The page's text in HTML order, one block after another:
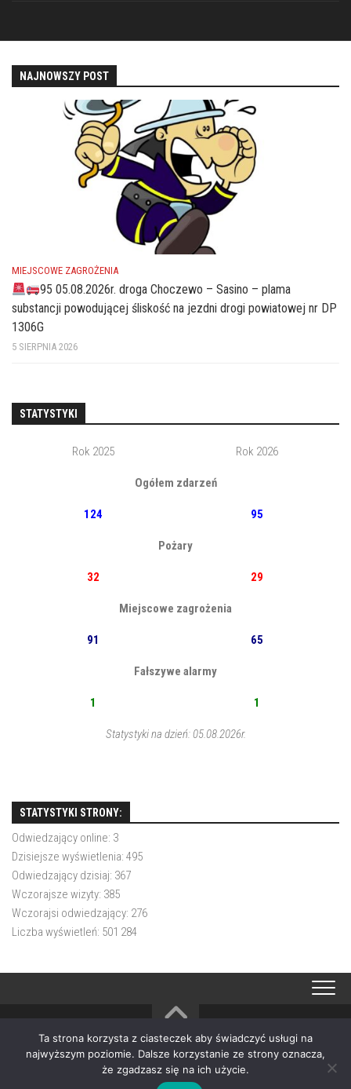
NAJNOWSZY POST
MIEJSCOWE ZAGROŻENIA
95 05.08.2026r. droga Choczewo – Sasino – plama
substancji powodującej śliskość na jezdni drogi powiatowej nr DP
1306G
5 SIERPNIA 2026
STATYSTYKI
Rok 2025 Rok 2026
Ogółem zdarzeń
124 95
Pożary
32 29
Miejscowe zagrożenia
91 65
Fałszywe alarmy
1 1
Statystyki na dzień: 05.08.2026r.
STATYSTYKI STRONY:
Odwiedzający online: 3
Dzisiejsze wyświetlenia: 495
Odwiedzający dzisiaj: 367
Wczorajsze wizyty: 385
Wczorajsi odwiedzający: 276
Liczba wyświetleń: 501 284
OSP Choczewo © 2026. All Rights Reserved.
Powered byWordPress . Theme by
Ta strona korzysta z ciasteczek aby świadczyć usługi na
najwyższym poziomie. Dalsze korzystanie ze strony oznacza,
że zgadzasz się na ich użycie.